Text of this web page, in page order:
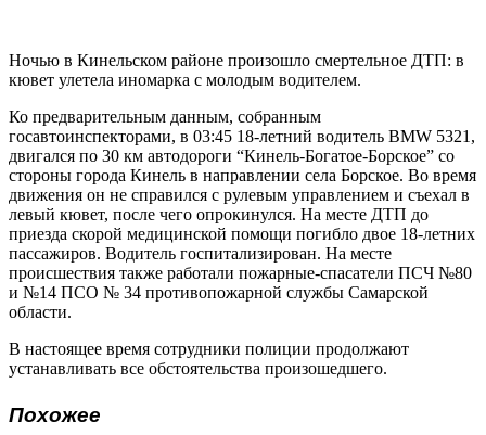
Ночью в Кинельском районе произошло смертельное ДТП: в
кювет улетела иномарка с молодым водителем.
Ко предварительным данным, собранным
госавтоинспекторами, в 03:45 18-летний водитель BMW 5321,
двигался по 30 км автодороги “Кинель-Богатое-Борское” со
стороны города Кинель в направлении села Борское. Во время
движения он не справился с рулевым управлением и съехал в
левый кювет, после чего опрокинулся. На месте ДТП до
приезда скорой медицинской помощи погибло двое 18-летних
пассажиров. Водитель госпитализирован. На месте
происшествия также работали пожарные-спасатели ПСЧ №80
и №14 ПСО № 34 противопожарной службы Самарской
области.
В настоящее время сотрудники полиции продолжают
устанавливать все обстоятельства произошедшего.
Похожее